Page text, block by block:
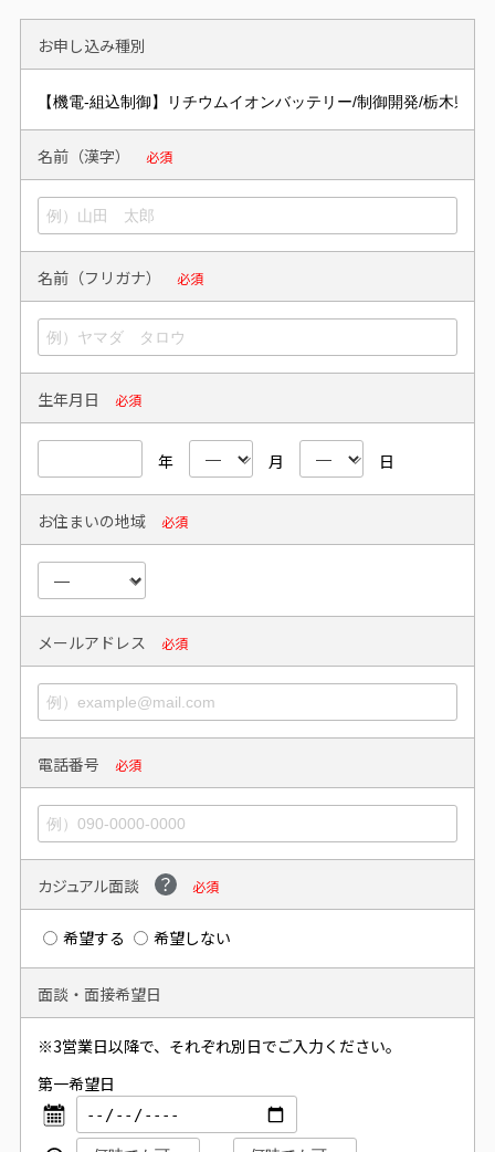
お申し込み種別
名前（漢字） 必須
名前（フリガナ） 必須
生年月日 必須
年 月 日
お住まいの地域 必須
メールアドレス 必須
電話番号 必須
カジュアル面談 必須
希望する 希望しない
面談・面接希望日
※3営業日以降で、それぞれ別日でご入力ください。
第一希望日